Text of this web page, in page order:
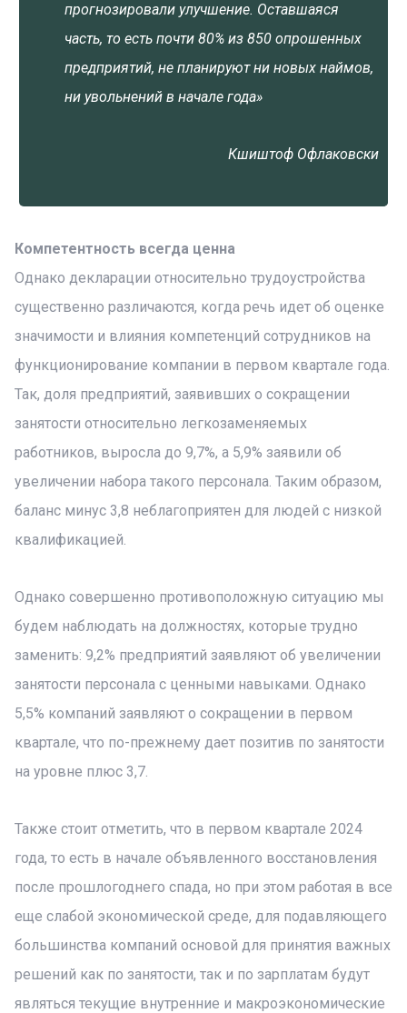
прогнозировали улучшение. Оставшаяся
часть, то есть почти 80% из 850 опрошенных
предприятий, не планируют ни новых наймов,
ни увольнений в начале года»
Кшиштоф Офлаковски
Компетентность всегда ценна
Однако декларации относительно трудоустройства
существенно различаются, когда речь идет об оценке
значимости и влияния компетенций сотрудников на
функционирование компании в первом квартале года.
Так, доля предприятий, заявивших о сокращении
занятости относительно легкозаменяемых
работников, выросла до 9,7%, а 5,9% заявили об
увеличении набора такого персонала. Таким образом,
баланс минус 3,8 неблагоприятен для людей с низкой
квалификацией.
Однако совершенно противоположную ситуацию мы
будем наблюдать на должностях, которые трудно
заменить: 9,2% предприятий заявляют об увеличении
занятости персонала с ценными навыками. Однако
5,5% компаний заявляют о сокращении в первом
квартале, что по-прежнему дает позитив по занятости
на уровне плюс 3,7.
Также стоит отметить, что в первом квартале 2024
года, то есть в начале объявленного восстановления
после прошлогоднего спада, но при этом работая в все
еще слабой экономической среде, для подавляющего
большинства компаний основой для принятия важных
решений как по занятости, так и по зарплатам будут
являться текущие внутренние и макроэкономические